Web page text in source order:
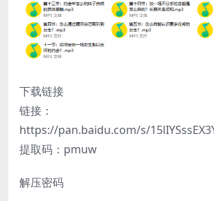
下载链接
链接：
https://pan.baidu.com/s/
提取码：pmuw
解压密码